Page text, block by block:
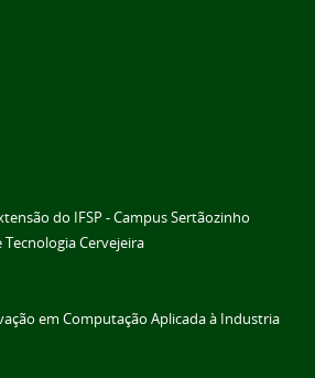
do IFSP - Campus Sertãozinho
Cervejeira
em Computação Aplicada à Industria